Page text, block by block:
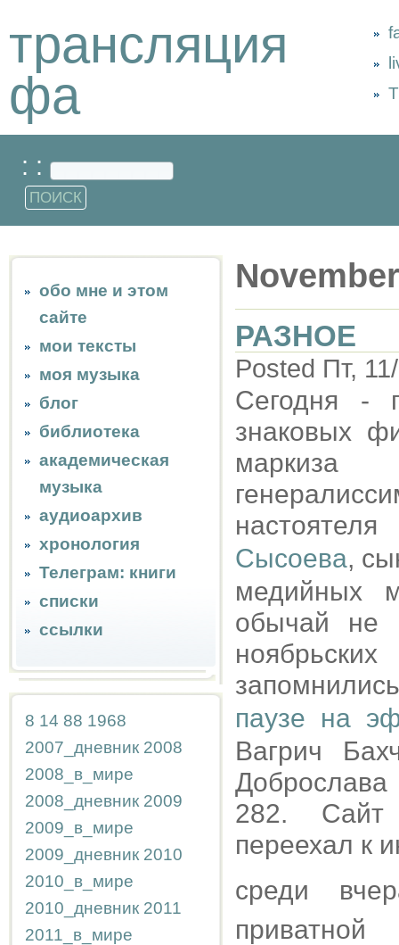
трансляция
фа
: :
обо мне и этом
сайте
мои тексты
моя музыка
блог
библиотека
академическая
музыка
аудиоархив
хронология
Телеграм: книги
списки
ссылки
8 14 88 1968
2007_дневник 2008
2008_в_мире
2008_дневник 2009
2009_в_мире
2009_дневник 2010
2010_в_мире
2010_дневник 2011
2011_в_мире
РАЗНОЕ
Posted Пт,
Сегодня -
знаковых
Сысоева,
медийных
обычай не
паузе на
Вагрич
282. Сайт
переехал к
среди